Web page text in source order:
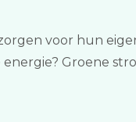
voor hun
Groene